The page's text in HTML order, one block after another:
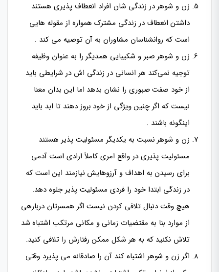
زن و شوهر در زندگی شان افراد انعطاف پذیری هستند
داشتن انعطاف در زندگی مشترک همواره از مقوله هایی
است که روانشناسان مشاوران به آن توصیه می کند .
زن و شوهر صبر و شکیبایی همدیگر را به عنوان وظیفه
توجیه نمی‌کند هر انسانی در زندگی اش در شرایطی باید
از خود صفت صبوری را نشان بدهد اما این بدان معنا
نیست که اگر چنین ویژگی از خود بروز دهند تا ابد باید
اینگونه باشند .
زن و شوهر نسبت به یکدیگر مسئولیت پذیر هستند
مسئولیت پذیری در واقع امری کاملاً ارادی است آدمی
برای رسیدن به اهداف و آرزوهایش نیازمند این است که
در زندگی ابتدا خود را فردی مسئولیت پذیر جلوه دهد.
هیچ وقت دنبال تلافی کردن نیست اگر همسرتان دربارهی
از موارد بنا به مقتضیات زمانی و مکانی مرتکب اشتباه شد
تلاش نکنید که به هر شکل ممکن رفتارش را تلافی کنید.
اگر زن و شوهر اشتباه کند آن را صادقانه می پذیرد وقتی